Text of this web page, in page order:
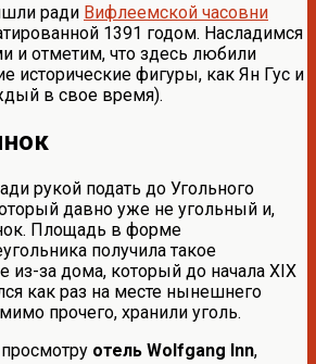
ради Вифлеемской часовни
1391 годом. Насладимся
и отметим, что здесь любили
исторические фигуры, как Ян Гус и
в свое время).
рукой подать до Угольного
давно уже не угольный и,
Площадь в форме
получила такое
из-за дома, который до начала XIX
как раз на месте нынешнего
прочего, хранили уголь.
отель Wolfgang Inn,